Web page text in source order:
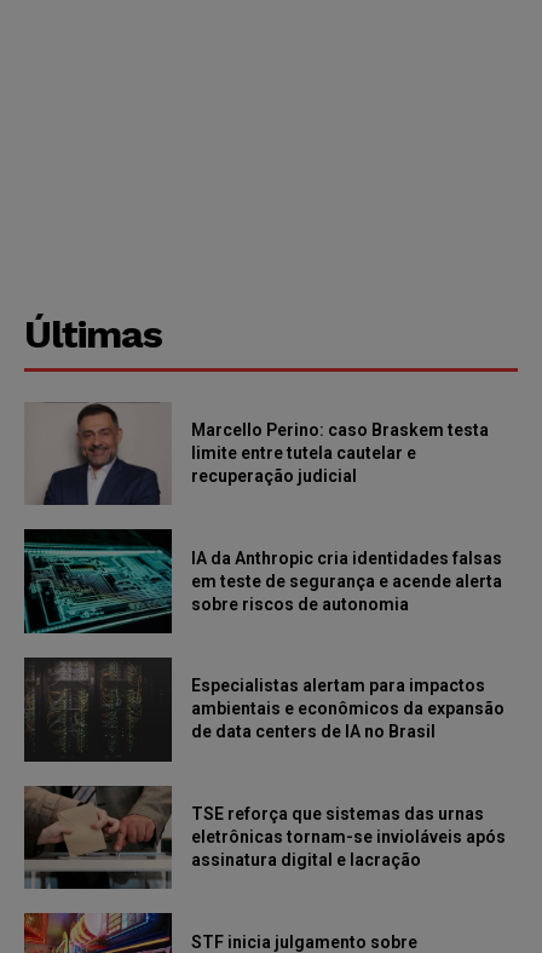
Últimas
Marcello Perino: caso Braskem testa
limite entre tutela cautelar e
recuperação judicial
IA da Anthropic cria identidades falsas
em teste de segurança e acende alerta
sobre riscos de autonomia
Especialistas alertam para impactos
ambientais e econômicos da expansão
de data centers de IA no Brasil
TSE reforça que sistemas das urnas
eletrônicas tornam-se invioláveis após
assinatura digital e lacração
STF inicia julgamento sobre